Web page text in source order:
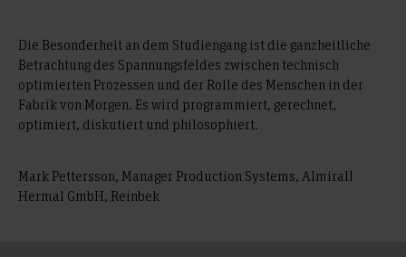
InP-306.2
Geschäftsmodelle
Die Besonderheit an dem Studiengang ist die ganzheitliche
Betrachtung des Spannungsfeldes zwischen technisch
optimierten Prozessen und der Rolle des Menschen in der
Fabrik von Morgen. Es wird programmiert, gerechnet,
optimiert, diskutiert und philosophiert.
Mark Pettersson, Manager Production Systems, Almirall
Hermal GmbH, Reinbek